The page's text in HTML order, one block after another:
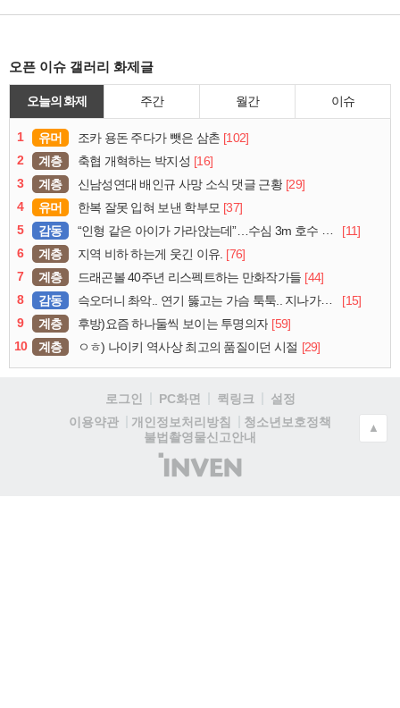
오픈 이슈 갤러리 화제글
오늘의 화제 주간 월간 이슈
1 유머 조카 용돈 주다가 뺏은 삼촌 [102]
2
계층 축협 개혁하는 박지성 [16]
3
계층 신남성연대 배인규 사망 소식 댓글 근황 [29]
4
유머 한복 잘못 입혀 보낸 학부모 [37]
5
감동 “인형 같은 아이가 가라앉는데”…수심 3m 호수 뛰어든 60대 의인
[11]
6
계층 지역 비하 하는게 웃긴 이유. [76]
7
계층 드래곤볼 40주년 리스펙트하는 만화작가들 [44]
8
감동 슥오더니 촤악.. 연기 뚫고는 가슴 툭툭.. 지나가던 아재의 정체
[15]
9
계층 후방)요즘 하나둘씩 보이는 투명의자 [59]
10
계층 ㅇㅎ) 나이키 역사상 최고의 품질이던 시절 [29]
로그인 PC화면 퀵링크
설정
이용약관
개인정보처리방침
청소년보호정책
불법촬영물신고안내
(주)
인
▲